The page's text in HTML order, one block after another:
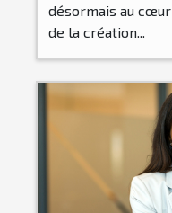
désormais au cœur
de la création...